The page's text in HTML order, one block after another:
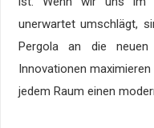
unerwartet umschlägt,
Pergola an die neuen
Innovationen
jedem Raum einen